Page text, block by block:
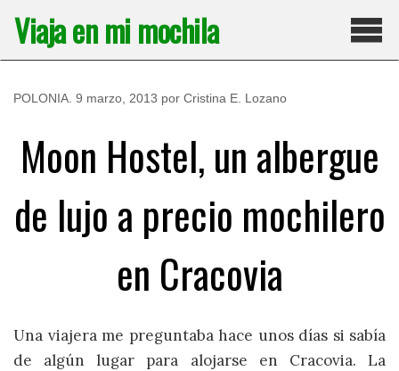
contenido
Viaja en mi mochila
POLONIA 9 marzo, 2013 por Cristina E. Lozano
Moon Hostel, un albergue
de lujo a precio mochilero
en Cracovia
Una viajera me preguntaba hace unos días si sabía
de algún lugar para alojarse en Cracovia. La